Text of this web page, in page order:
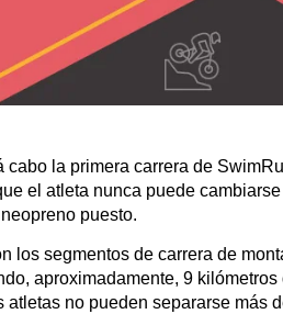
la primera carrera de
el atleta nunca puede
puesto.
los segmentos de carrera de
aproximadamente, 9 kilómetros
no pueden separarse más